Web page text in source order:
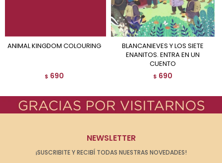
ANIMAL KINGDOM COLOURING
$ 690
BLANCANIEVES Y LOS SIETE
ENANITOS. ENTRA EN UN
CUENTO
$ 690
NEWSLETTER
¡SUSCRIBITE Y RECIBÍ TODAS NUESTRAS NOVEDADES!